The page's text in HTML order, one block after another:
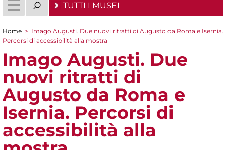
TUTTI I MUSEI
Tu sei qui
Home > Imago Augusti. Due nuovi ritratti di Augusto da Roma e Isernia.
Percorsi di accessibilità alla mostra
Imago Augusti. Due
nuovi ritratti di
Augusto da Roma e
Isernia. Percorsi di
accessibilità alla